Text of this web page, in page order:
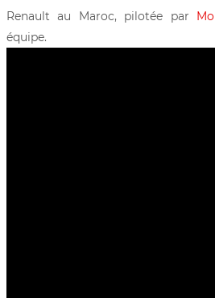
Renault au Maroc, pilotée par
équipe.